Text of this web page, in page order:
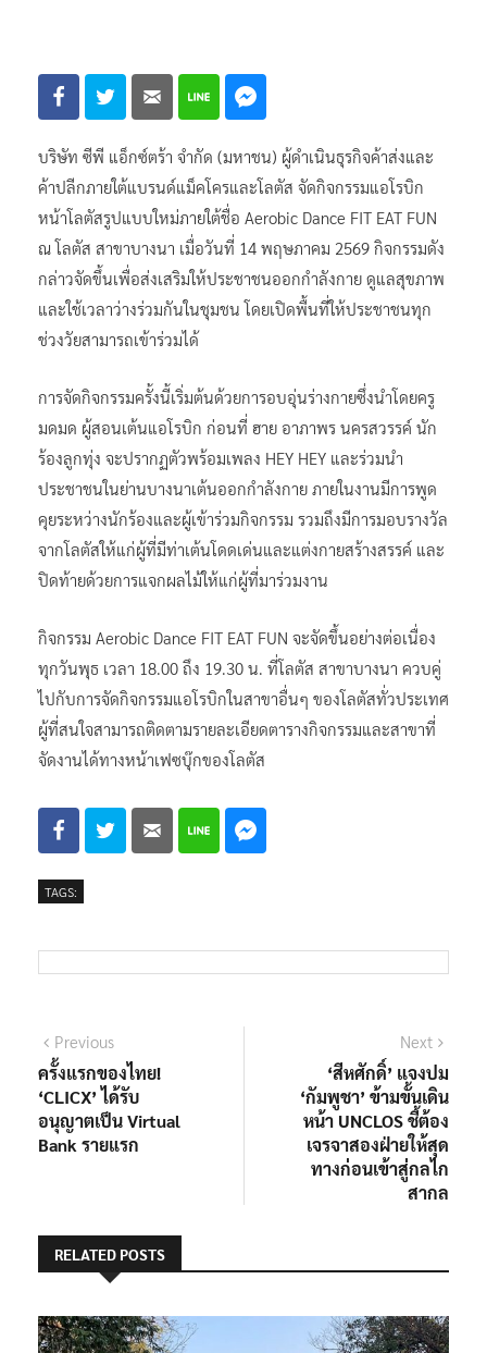
บริษัท ซีพี แอ็กซ์ตร้า จำกัด (มหาชน) ผู้ดำเนินธุรกิจค้าส่งและ
ค้าปลีกภายใต้แบรนด์แม็คโครและโลตัส จัดกิจกรรมแอโรบิก
หน้าโลตัสรูปแบบใหม่ภายใต้ชื่อ Aerobic Dance FIT EAT FUN
ณ โลตัส สาขาบางนา เมื่อวันที่ 14 พฤษภาคม 2569 กิจกรรมดัง
กล่าวจัดขึ้นเพื่อส่งเสริมให้ประชาชนออกกำลังกาย ดูแลสุขภาพ
และใช้เวลาว่างร่วมกันในชุมชน โดยเปิดพื้นที่ให้ประชาชนทุก
ช่วงวัยสามารถเข้าร่วมได้
การจัดกิจกรรมครั้งนี้เริ่มต้นด้วยการอบอุ่นร่างกายซึ่งนำโดยครู
มดมด ผู้สอนเต้นแอโรบิก ก่อนที่ ฮาย อาภาพร นครสวรรค์ นัก
ร้องลูกทุ่ง จะปรากฏตัวพร้อมเพลง HEY HEY และร่วมนำ
ประชาชนในย่านบางนาเต้นออกกำลังกาย ภายในงานมีการพูด
คุยระหว่างนักร้องและผู้เข้าร่วมกิจกรรม รวมถึงมีการมอบรางวัล
จากโลตัสให้แก่ผู้ที่มีท่าเต้นโดดเด่นและแต่งกายสร้างสรรค์ และ
ปิดท้ายด้วยการแจกผลไม้ให้แก่ผู้ที่มาร่วมงาน
กิจกรรม Aerobic Dance FIT EAT FUN จะจัดขึ้นอย่างต่อเนื่อง
ทุกวันพุธ เวลา 18.00 ถึง 19.30 น. ที่โลตัส สาขาบางนา ควบคู่
ไปกับการจัดกิจกรรมแอโรบิกในสาขาอื่นๆ ของโลตัสทั่วประเทศ
ผู้ที่สนใจสามารถติดตามรายละเอียดตารางกิจกรรมและสาขาที่
จัดงานได้ทางหน้าเฟซบุ๊กของโลตัส
TAGS:
แนะแนว
เรื่อง
PreviousPrevious
post:
ครั้งแรกของไทย!
‘CLICX’ ได้รับ
อนุญาตเป็น Virtual
Bank รายแรก
Next
‘สีหศักดิ์’ แจงปม
‘กัมพูชา’ ข้ามขั้นเดิน
หน้า UNCLOS ชี้ต้อง
เจรจาสองฝ่ายให้สุด
ทางก่อนเข้าสู่กลไก
สากล
RELATED POSTS